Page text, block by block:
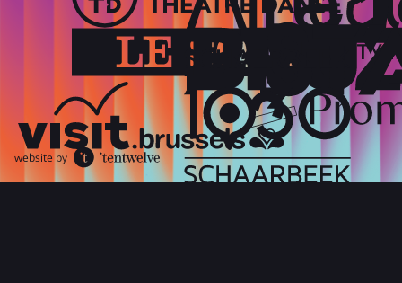
website by